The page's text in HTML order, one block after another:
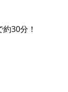
30分！